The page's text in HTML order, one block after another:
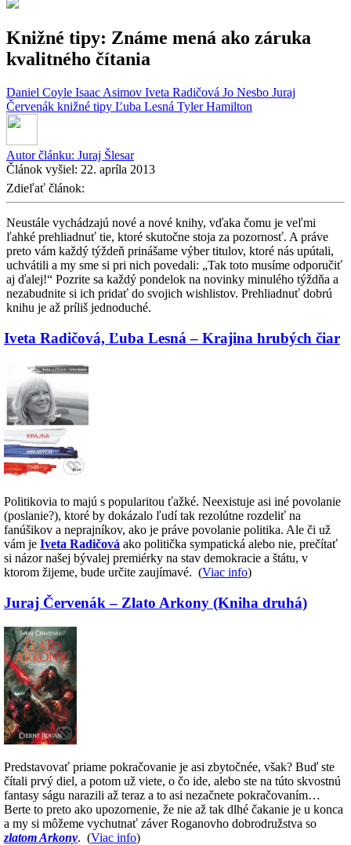
Knižné tipy: Známe mená ako záruka
kvalitného čítania
Daniel Coyle Isaac Asimov Iveta Radičová Jo Nesbo Juraj
Červenák knižné tipy Ľuba Lesná Tyler Hamilton
Autor článku: Juraj Šlesar
Článok vyšiel: 22. apríla 2013
Zdieľať článok:
Neustále vychádzajú nové a nové knihy, vďaka čomu je veľmi
ľahké prehliadnuť tie, ktoré skutočne stoja za pozornosť. A práve
preto vám každý týždeň prinášame výber titulov, ktoré nás upútali,
uchvátili a my sme si pri nich povedali: „Tak toto musíme odporučiť
aj ďalej!“ Pozrite sa každý pondelok na novinky minulého týždňa a
nezabudnite si ich pridať do svojich wishlistov. Prehliadnuť dobrú
knihu je až príliš jednoduché.
Iveta Radičová, Ľuba Lesná – Krajina hrubých čiar
Politikovia to majú s popularitou ťažké. Neexistuje asi iné povolanie
(poslanie?), ktoré by dokázalo ľudí tak rezolútne rozdeliť na
fanúšikov a neprajníkov, ako je práve povolanie politika. Ale či už
vám je Iveta Radičová ako politička sympatická alebo nie, prečítať
si názor našej bývalej premiérky na stav demokracie a štátu, v
ktorom žijeme, bude určite zaujímavé. (Viac info)
Juraj Červenák – Zlato Arkony (Kniha druhá)
Predstavovať priame pokračovanie je asi zbytočnée, však? Buď ste
čítali prvý diel, a potom už viete, o čo ide, alebo ste na túto skvostnú
fantasy ságu narazili až teraz a to asi nezačnete pokračovaním…
Berte to preto ako upozornenie, že nie až tak dlhé čakanie je u konca
a my si môžeme vychutnať záver Roganovho dobrodružstva so
zlatom Arkony. (Viac info)